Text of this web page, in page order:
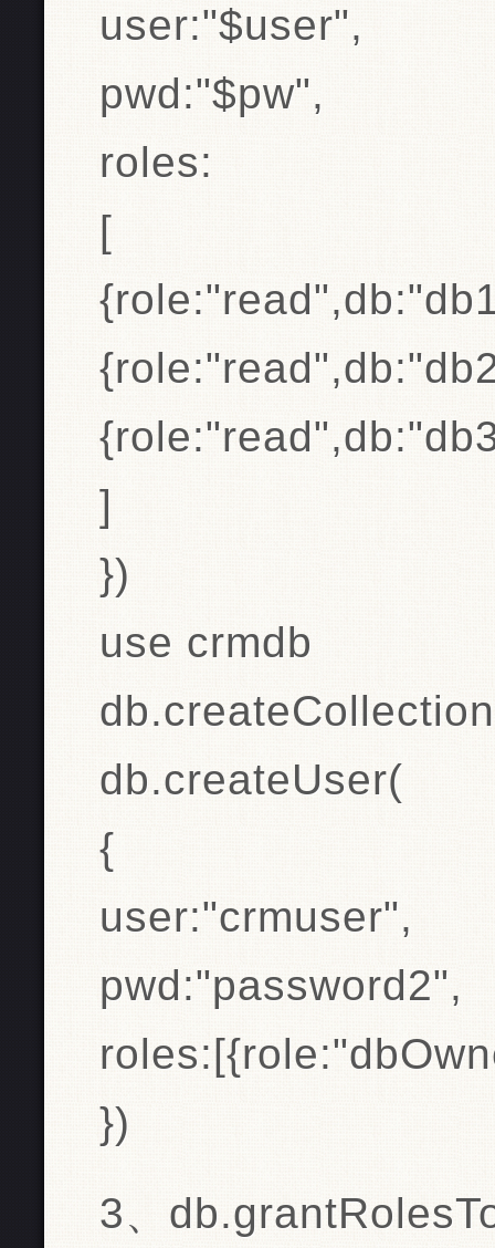
user:"$user",
pwd:"$pw",
roles:
[
]
})
use crmdb
db.createUser(
{
user:"crmuser",
pwd:"password2",
})
3、